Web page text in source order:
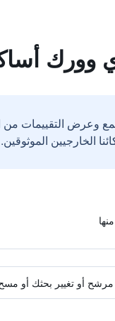
وورك
وعرض التقييمات من
مرشح أو تغيير بحثك أو